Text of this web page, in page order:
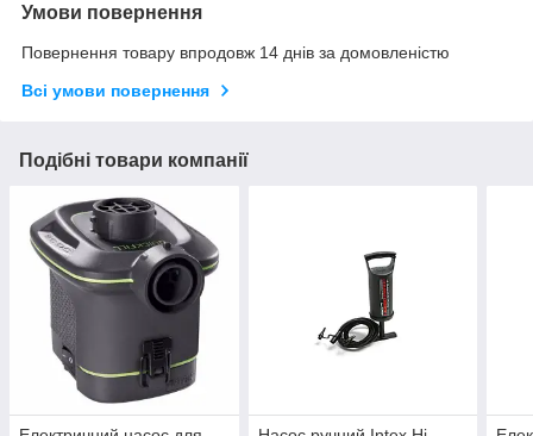
Умови повернення
Повернення товару впродовж 14 днів за домовленістю
Всі умови повернення
Подібні товари компанії